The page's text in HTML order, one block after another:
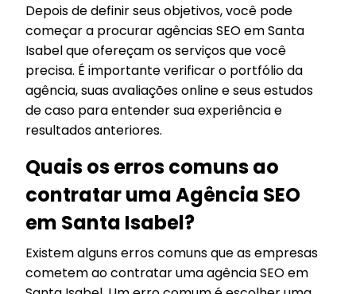
Depois de definir seus objetivos, você pode
começar a procurar agências SEO em Santa
Isabel que ofereçam os serviços que você
precisa. É importante verificar o portfólio da
agência, suas avaliações online e seus estudos
de caso para entender sua experiência e
resultados anteriores.
Quais os erros comuns ao
contratar uma Agência SEO
em Santa Isabel?
Existem alguns erros comuns que as empresas
cometem ao contratar uma agência SEO em